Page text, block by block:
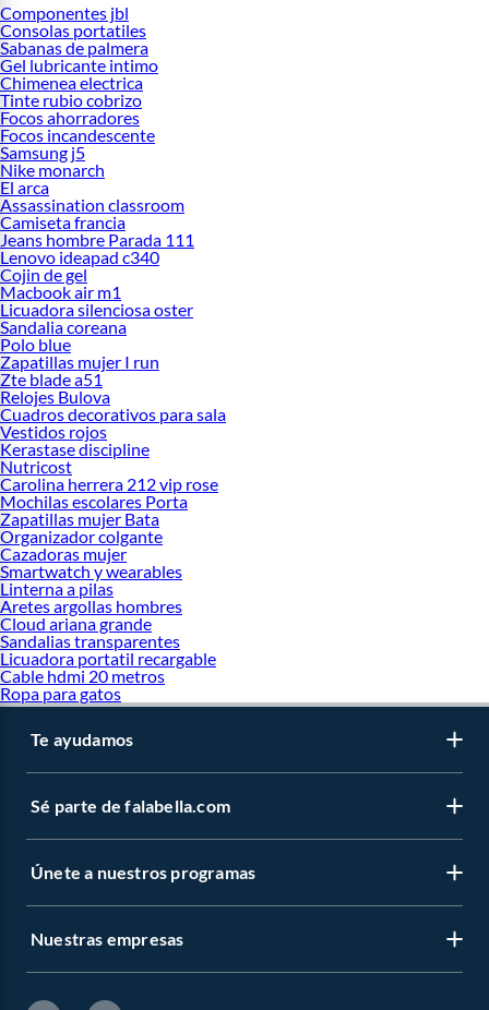
Componentes jbl
Consolas portatiles
Sabanas de palmera
Gel lubricante intimo
Chimenea electrica
Tinte rubio cobrizo
Focos ahorradores
Focos incandescente
Samsung j5
Nike monarch
El arca
Assassination classroom
Camiseta francia
Jeans hombre Parada 111
Lenovo ideapad c340
Cojin de gel
Macbook air m1
Licuadora silenciosa oster
Sandalia coreana
Polo blue
Zapatillas mujer I run
Zte blade a51
Relojes Bulova
Cuadros decorativos para sala
Vestidos rojos
Kerastase discipline
Nutricost
Carolina herrera 212 vip rose
Mochilas escolares Porta
Zapatillas mujer Bata
Organizador colgante
Cazadoras mujer
Smartwatch y wearables
Linterna a pilas
Aretes argollas hombres
Cloud ariana grande
Sandalias transparentes
Licuadora portatil recargable
Cable hdmi 20 metros
Ropa para gatos
Te ayudamos
Sé parte de falabella.com
Únete a nuestros programas
Nuestras empresas